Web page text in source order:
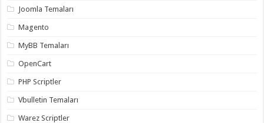
Joomla Temaları
Magento
MyBB Temaları
OpenCart
PHP Scriptler
Vbulletin Temaları
Warez Scriptler